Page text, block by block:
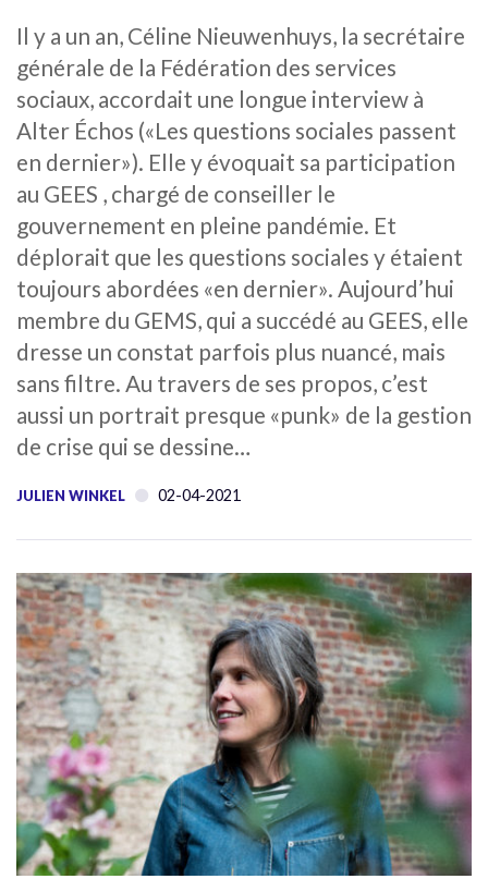
Il y a un an, Céline Nieuwenhuys, la secrétaire
générale de la Fédération des services
sociaux, accordait une longue interview à
Alter Échos («Les questions sociales passent
en dernier»). Elle y évoquait sa participation
au GEES , chargé de conseiller le
gouvernement en pleine pandémie. Et
déplorait que les questions sociales y étaient
toujours abordées «en dernier». Aujourd’hui
membre du GEMS, qui a succédé au GEES, elle
dresse un constat parfois plus nuancé, mais
sans filtre. Au travers de ses propos, c’est
aussi un portrait presque «punk» de la gestion
de crise qui se dessine…
JULIEN WINKEL 02-04-2021